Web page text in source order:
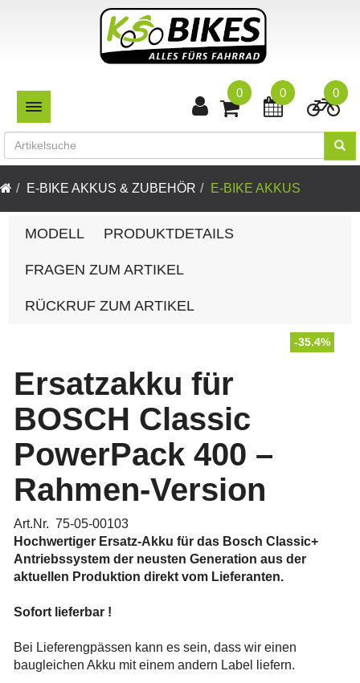
TOGGLE NAVIGATION
0
0
0
E-BIKE AKKUS & ZUBEHÖR E-BIKE AKKUS
MODELL PRODUKTDETAILS
FRAGEN ZUM ARTIKEL
RÜCKRUF ZUM ARTIKEL
-35.4%
Ersatzakku für
BOSCH Classic
PowerPack 400 –
Rahmen-Version
Art.Nr. 75-05-00103
Hochwertiger Ersatz-Akku für das Bosch Classic+
Antriebssystem der neusten Generation aus der
aktuellen Produktion direkt vom Lieferanten.
Sofort lieferbar !
Bei Lieferengpässen kann es sein, dass wir einen
baugleichen Akku mit einem andern Label liefern.